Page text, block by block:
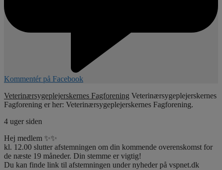
Kommentér på Facebook
Veterinærsygeplejerskernes Fagforening Veterinærsygeplejerskernes
Fagforening er her: Veterinærsygeplejerskernes Fagforening.
4 uger siden
Hej medlem ✨✨
kl. 12.00 slutter afstemningen om din kommende overenskomst for
de næste 19 måneder. Din stemme er vigtig!
Du kan finde link til afstemningen under nyheder på vspnet.dk